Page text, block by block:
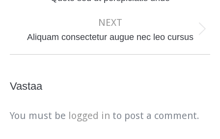
NEXT
Next
Aliquam consectetur augue nec leo cursus
Vastaa
You must be logged in to post a comment.